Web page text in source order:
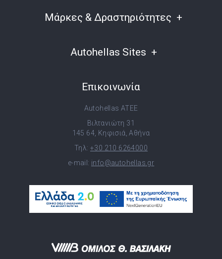
Μάρκες & Δραστηριότητες
Autohellas Sites
Επικοινωνία
Autohellas ATEE
Βιλτανιώτη 31
145 64, Κηφισιά, Αθήνα
Τηλ: +30 210 6264000
e-mail: info@autohellas.gr